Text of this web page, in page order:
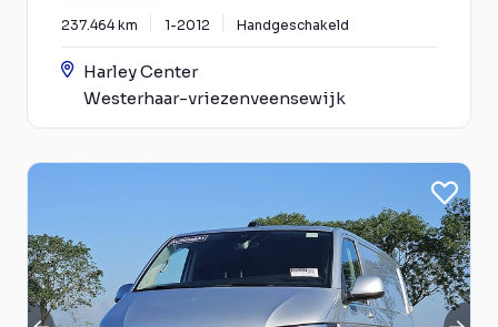
237.464 km 1-2012 Handgeschakeld
Harley Center
Westerhaar-vriezenveensewijk